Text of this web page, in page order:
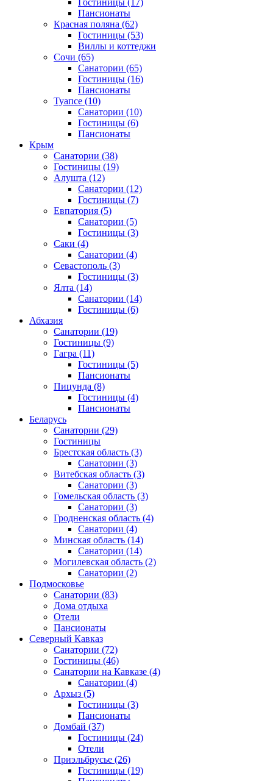
Гостиницы (17)
Пансионаты
Красная поляна (62)
Гостиницы (53)
Виллы и коттеджи
Сочи (65)
Санатории (65)
Гостиницы (16)
Пансионаты
Туапсе (10)
Санатории (10)
Гостиницы (6)
Пансионаты
Крым
Санатории (38)
Гостиницы (19)
Алушта (12)
Санатории (12)
Гостиницы (7)
Евпатория (5)
Санатории (5)
Гостиницы (3)
Саки (4)
Санатории (4)
Севастополь (3)
Гостиницы (3)
Ялта (14)
Санатории (14)
Гостиницы (6)
Абхазия
Санатории (19)
Гостиницы (9)
Гагра (11)
Гостиницы (5)
Пансионаты
Пицунда (8)
Гостиницы (4)
Пансионаты
Беларусь
Санатории (29)
Гостиницы
Брестская область (3)
Санатории (3)
Витебская область (3)
Санатории (3)
Гомельская область (3)
Санатории (3)
Гродненская область (4)
Санатории (4)
Минская область (14)
Санатории (14)
Могилевская область (2)
Санатории (2)
Подмосковье
Санатории (83)
Дома отдыха
Отели
Пансионаты
Северный Кавказ
Санатории (72)
Гостиницы (46)
Санатории на Кавказе (4)
Санатории (4)
Архыз (5)
Гостиницы (3)
Пансионаты
Домбай (37)
Гостиницы (24)
Отели
Приэльбрусье (26)
Гостиницы (19)